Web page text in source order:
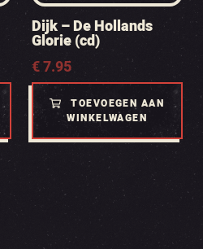
Dijk – De Hollands
Glorie (cd)
€7.95
TOEVOEGEN AAN
WINKELWAGEN